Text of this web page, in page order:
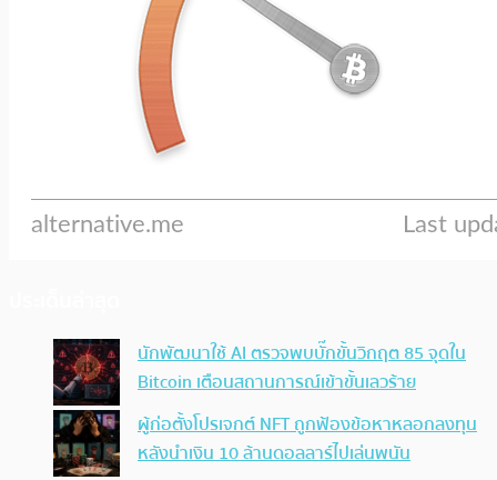
นักพัฒนาใช้ AI ตรวจพบบั๊กขั้นวิกฤต 85 จุดใน
Bitcoin เตือนสถานการณ์เข้าขั้นเลวร้าย
ผู้ก่อตั้งโปรเจกต์ NFT ถูกฟ้องข้อหาหลอกลงทุน
หลังนำเงิน 10 ล้านดอลลาร์ไปเล่นพนัน